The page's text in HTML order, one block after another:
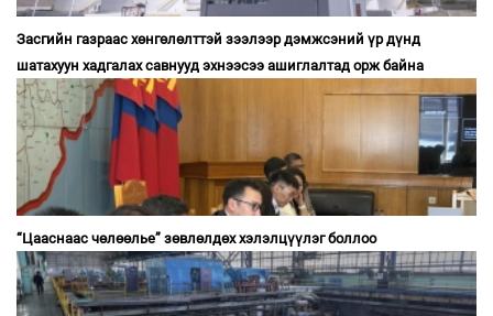
Засгийн газраас хөнгөлөлттэй зээлээр дэмжсэний үр дүнд
шатахуун хадгалах савнууд эхнээсээ ашиглалтад орж байна
“Цааснаас чөлөөлье” зөвлөлдөх хэлэлцүүлэг боллоо